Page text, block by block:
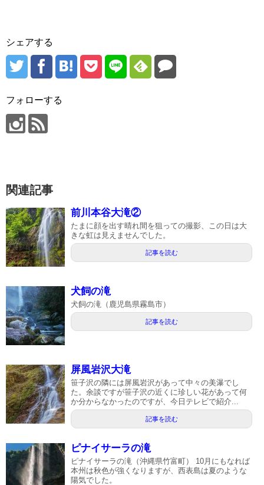
シェアする
フォローする
関連記事
前川本谷大滝②
たまに顔を出す晴れ間を狙っての撮影、この日は大
きな虹は見えませんでした。
記事を読む
犬飼の滝
犬飼の滝（鹿児島県霧島市）
記事を読む
屏風岩沢大滝
笹子沢の隣には屏風岩沢があって中々の美瀑でし
た。余談ですが笹子沢の近くに珍しい花があって何
か分からなかったのですが、今日テレビで紹介...
記事を読む
ピナイサーラの滝
ピナイサーラの滝（沖縄県竹富町） 10月にもなれば
本州は秋色が強くなりますが、西表島は夏のような
陽気でした。